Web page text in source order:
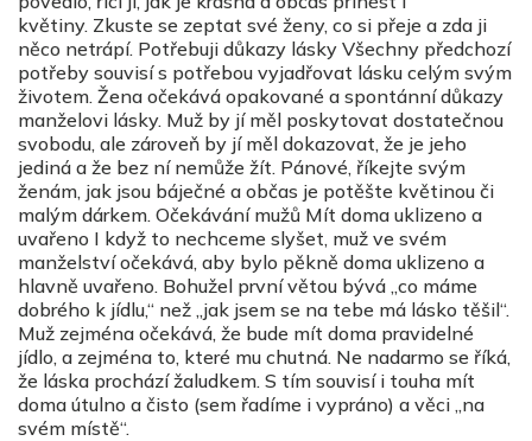
květiny. Zkuste se zeptat své ženy, co si přeje a zda ji
něco netrápí. Potřebuji důkazy lásky Všechny předchozí
potřeby souvisí s potřebou vyjadřovat lásku celým svým
životem. Žena očekává opakované a spontánní důkazy
manželovi lásky. Muž by jí měl poskytovat dostatečnou
svobodu, ale zároveň by jí měl dokazovat, že je jeho
jediná a že bez ní nemůže žít. Pánové, říkejte svým
ženám, jak jsou báječné a občas je potěšte květinou či
malým dárkem. Očekávání mužů Mít doma uklizeno a
uvařeno I když to nechceme slyšet, muž ve svém
manželství očekává, aby bylo pěkně doma uklizeno a
hlavně uvařeno. Bohužel první větou bývá „co máme
dobrého k jídlu,“ než „jak jsem se na tebe má lásko těšil“.
Muž zejména očekává, že bude mít doma pravidelné
jídlo, a zejména to, které mu chutná. Ne nadarmo se říká,
že láska prochází žaludkem. S tím souvisí i touha mít
doma útulno a čisto (sem řadíme i vypráno) a věci „na
svém místě“.